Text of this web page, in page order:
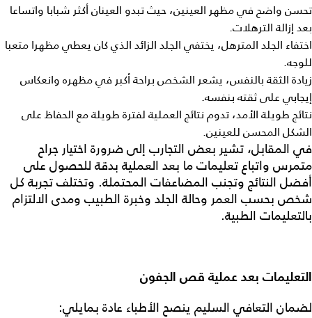
تحسن واضح في مظهر العينين، حيث تبدو العينان أكثر شبابا واتساعا
بعد إزالة الترهلات.
اختفاء الجلد المترهل، يختفي الجلد الزائد الذي كان يعطي مظهرا متعبا
للوجه.
زيادة الثقة بالنفس، يشعر الشخص براحة أكبر في مظهره وانعكاس
إيجابي على ثقته بنفسه.
نتائج طويلة الأمد، تدوم نتائج العملية لفترة طويلة مع الحفاظ على
الشكل المحسن للعينين.
في المقابل، تشير بعض التجارب إلى ضرورة اختيار جراح
متمرس واتباع تعليمات ما بعد العملية بدقة للحصول على
أفضل النتائج وتجنب المضاعفات المحتملة. وتختلف تجربة كل
شخص بحسب العمر وحالة الجلد وخبرة الطبيب ومدى الالتزام
بالتعليمات الطبية.
التعليمات بعد عملية قص الجفون
لضمان التعافي السليم ينصح الأطباء عادة بمايلي: